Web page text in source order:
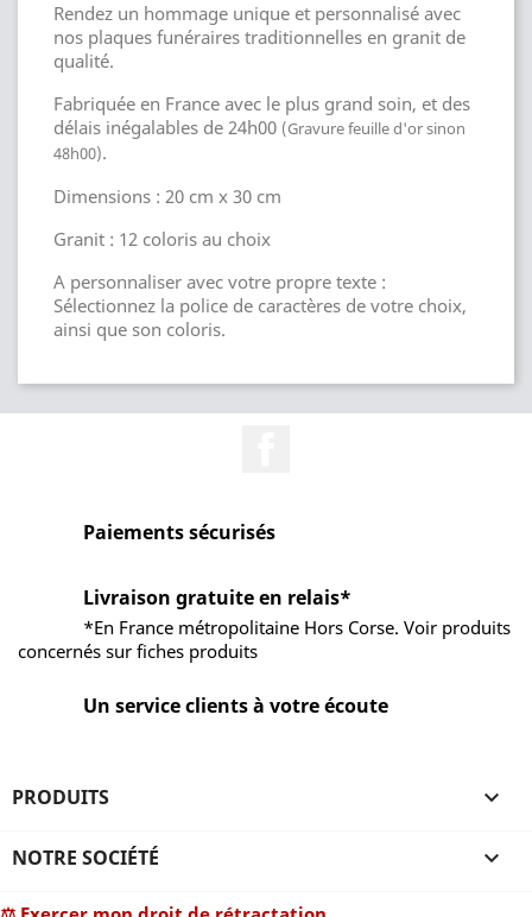
Rendez un hommage unique et personnalisé avec
nos plaques funéraires traditionnelles en granit de
qualité.
Fabriquée en France avec le plus grand soin, et des
délais inégalables de 24h00 (Gravure feuille d'or sinon
48h00).
Dimensions : 20 cm x 30 cm
Granit : 12 coloris au choix
A personnaliser avec votre propre texte :
Sélectionnez la police de caractères de votre choix,
ainsi que son coloris.
Paiements sécurisés
Livraison gratuite en relais*
*En France métropolitaine Hors Corse. Voir produits
concernés sur fiches produits
Un service clients à votre écoute
PRODUITS 
NOTRE SOCIÉTÉ 